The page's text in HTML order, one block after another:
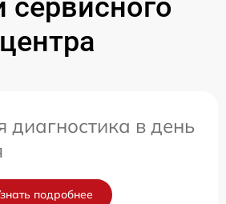
сервисного
центра
диагностика в день
подробнее